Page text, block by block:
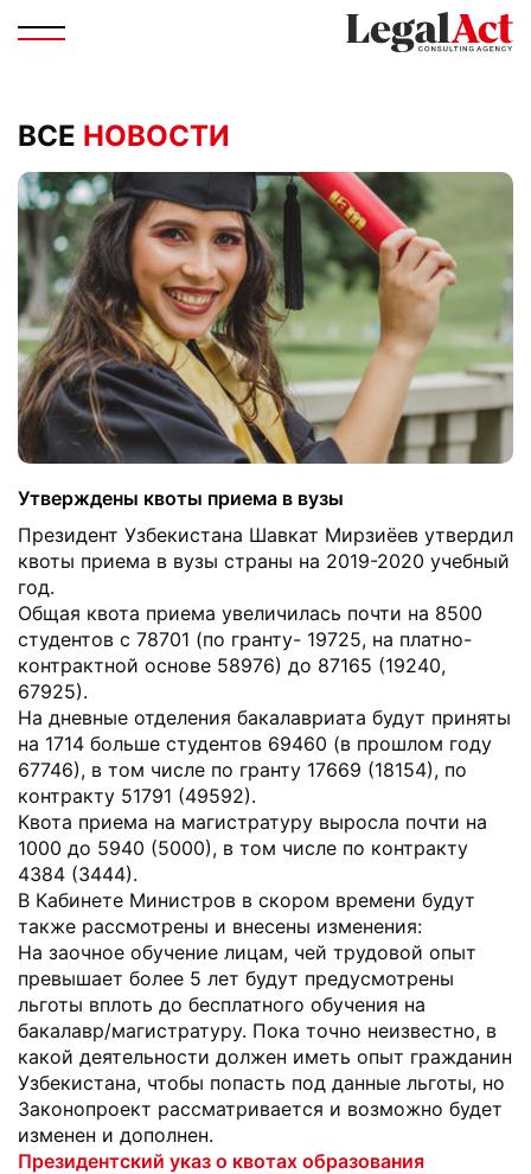
ВСЕ НОВОСТИ
Утверждены квоты приема в вузы
Президент Узбекистана Шавкат Мирзиёев утвердил
квоты приема в вузы страны на 2019-2020 учебный
год.
Общая квота приема увеличилась почти на 8500
студентов с 78701 (по гранту- 19725, на платно-
контрактной основе 58976) до 87165 (19240,
67925).
На дневные отделения бакалавриата будут приняты
на 1714 больше студентов 69460 (в прошлом году
67746), в том числе по гранту 17669 (18154), по
контракту 51791 (49592).
Квота приема на магистратуру выросла почти на
1000 до 5940 (5000), в том числе по контракту
4384 (3444).
В Кабинете Министров в скором времени будут
также рассмотрены и внесены изменения:
На заочное обучение лицам, чей трудовой опыт
превышает более 5 лет будут предусмотрены
льготы вплоть до бесплатного обучения на
бакалавр/магистратуру. Пока точно неизвестно, в
какой деятельности должен иметь опыт гражданин
Узбекистана, чтобы попасть под данные льготы, но
Законопроект рассматривается и возможно будет
изменен и дополнен.
Президентский указ о квотах образования